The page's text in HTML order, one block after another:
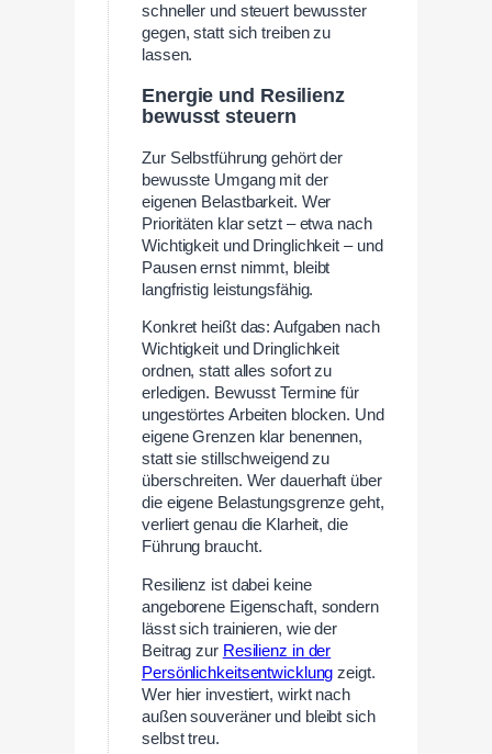
schneller und steuert bewusster
gegen, statt sich treiben zu
lassen.
Energie und Resilienz
bewusst steuern
Zur Selbstführung gehört der
bewusste Umgang mit der
eigenen Belastbarkeit. Wer
Prioritäten klar setzt – etwa nach
Wichtigkeit und Dringlichkeit – und
Pausen ernst nimmt, bleibt
langfristig leistungsfähig.
Konkret heißt das: Aufgaben nach
Wichtigkeit und Dringlichkeit
ordnen, statt alles sofort zu
erledigen. Bewusst Termine für
ungestörtes Arbeiten blocken. Und
eigene Grenzen klar benennen,
statt sie stillschweigend zu
überschreiten. Wer dauerhaft über
die eigene Belastungsgrenze geht,
verliert genau die Klarheit, die
Führung braucht.
Resilienz ist dabei keine
angeborene Eigenschaft, sondern
lässt sich trainieren, wie der
Beitrag zur Resilienz in der
Persönlichkeitsentwicklung zeigt.
Wer hier investiert, wirkt nach
außen souveräner und bleibt sich
selbst treu.